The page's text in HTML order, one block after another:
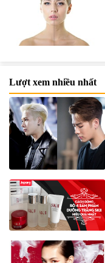
Lượt xem nhiều nhất